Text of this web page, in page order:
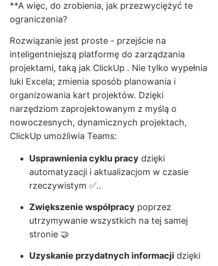
**A więc, do zrobienia, jak przezwyciężyć te
ograniczenia?
Rozwiązanie jest proste - przejście na
inteligentniejszą platformę do zarządzania
projektami, taką jak ClickUp . Nie tylko wypełnia
luki Excela; zmienia sposób planowania i
organizowania kart projektów. Dzięki
narzędziom zaprojektowanym z myślą o
nowoczesnych, dynamicznych projektach,
ClickUp umożliwia Teams:
Usprawnienia cyklu pracy dzięki
automatyzacji i aktualizacjom w czasie
rzeczywistym ✅..
Zwiększenie współpracy poprzez
utrzymywanie wszystkich na tej samej
stronie 🤝
Uzyskanie przydatnych informacji dzięki